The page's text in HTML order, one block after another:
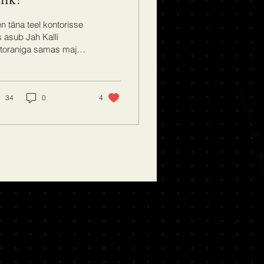
täna teel kontorisse
asub Jah Kalli
samas majas.
34 0 4